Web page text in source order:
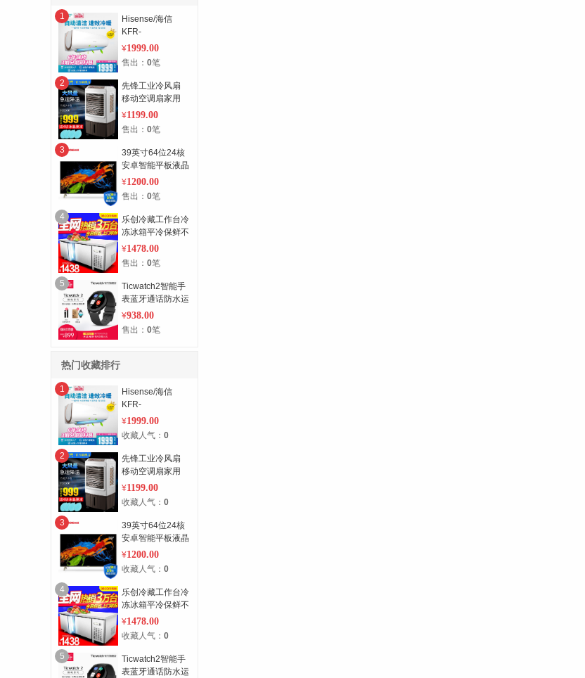
1
Hisense/海信
KFR-
35GW/ER22N3(1L04)
大1.5p匹家用冷暖
空调挂机
¥1999.00
售出： 0笔
2
先锋工业冷风扇
移动空调扇家用
冷风机商用小空调
加湿水冷气扇
¥1199.00
售出： 0笔
3
39英寸64位24核
安卓智能平板液晶
电视（黑色）
¥1200.00
售出： 0笔
4
乐创冷藏工作台冷
冻冰箱平冷保鲜不
锈钢商用厨房奶茶
店操作台冰柜
¥1478.00
售出： 0笔
5
Ticwatch2智能手
表蓝牙通话防水运
动支持安卓苹果心
率定位手环男
¥938.00
售出： 0笔
热门收藏排行
1
Hisense/海信
KFR-
35GW/ER22N3(1L04)
大1.5p匹家用冷暖
空调挂机
¥1999.00
收藏人气： 0
2
先锋工业冷风扇
移动空调扇家用
冷风机商用小空调
加湿水冷气扇
¥1199.00
收藏人气： 0
3
39英寸64位24核
安卓智能平板液晶
电视（黑色）
¥1200.00
收藏人气： 0
4
乐创冷藏工作台冷
冻冰箱平冷保鲜不
锈钢商用厨房奶茶
店操作台冰柜
¥1478.00
收藏人气： 0
5
Ticwatch2智能手
表蓝牙通话防水运